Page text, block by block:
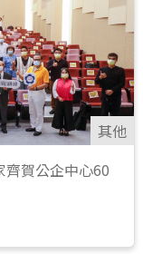
其他
賀公企中心60